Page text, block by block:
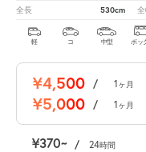
全長 530cm
軽 コ 中型 ボッ
¥4,500 / 1ヶ月
¥5,000 / 1ヶ月
¥370 / 24時間